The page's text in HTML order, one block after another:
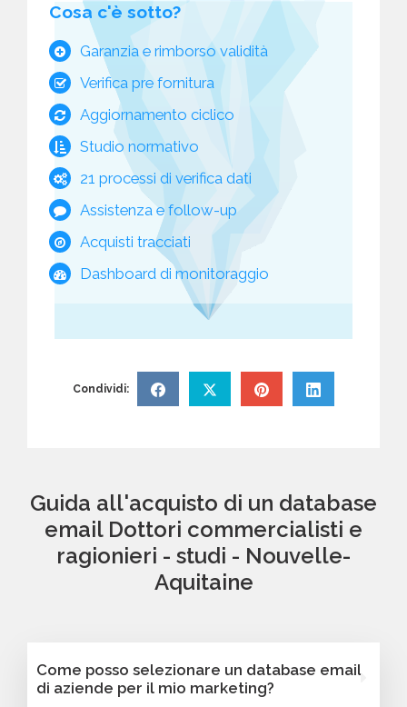
Cosa c'è sotto?
Garanzia e rimborso validità
Verifica pre fornitura
Aggiornamento ciclico
Studio normativo
21 processi di verifica dati
Assistenza e follow-up
Acquisti tracciati
Dashboard di monitoraggio
Condividi:
Guida all'acquisto di un database
email Dottori commercialisti e
ragionieri - studi - Nouvelle-
Aquitaine
Come posso selezionare un database email
di aziende per il mio marketing?